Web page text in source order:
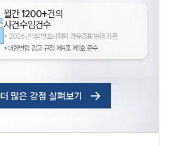
월간1200+건의
사건수임건수
* 2026년 1월 변호사협회 경유증표 발급 기준
*대한변협 광고 규정 제4조 제1호 준수
더 많은 강점 살펴보기